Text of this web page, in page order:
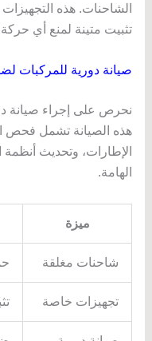
الشاحنات. هذه
تثبيت متينة لمنع أي
صيانة دورية للمركبات
نحرص على إجراء صيانة
هذه الصيانة تشمل فحص
الإطارات، وتحديث أنظمة
الهامة.
ميزة
شاحنات مغلقة
تجهيزات خاصة